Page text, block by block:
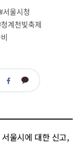
서울시청
계천빛축제
페 카
울시에 대한 신고,